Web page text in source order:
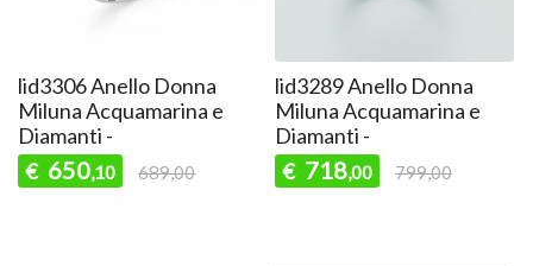
lid3306 Anello Donna
Miluna Acquamarina e
Diamanti -
€ 650,10 689,00
lid3289 Anello Donna
Miluna Acquamarina e
Diamanti -
€ 718,00 799,00